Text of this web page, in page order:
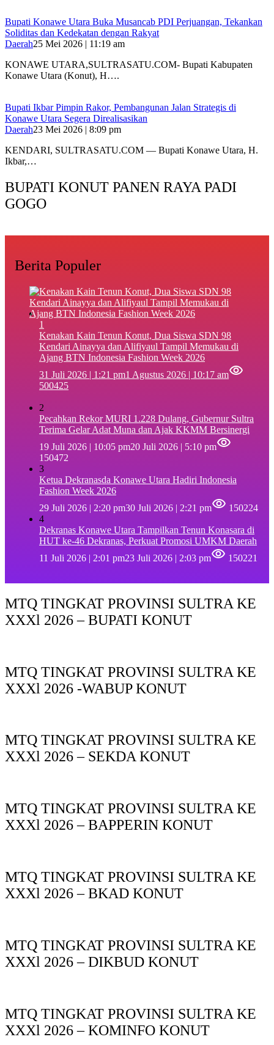
Bupati Konawe Utara Buka Musancab PDI Perjuangan, Tekankan
Soliditas dan Kedekatan dengan Rakyat
Daerah25 Mei 2026 | 11:19 am
KONAWE UTARA,SULTRASATU.COM- Bupati Kabupaten
Konawe Utara (Konut), H….
Bupati Ikbar Pimpin Rakor, Pembangunan Jalan Strategis di
Konawe Utara Segera Direalisasikan
Daerah23 Mei 2026 | 8:09 pm
KENDARI, SULTRASATU.COM — Bupati Konawe Utara, H.
Ikbar,…
BUPATI KONUT PANEN RAYA PADI
GOGO
Berita Populer
1
‎Kenakan Kain Tenun Konut, Dua Siswa SDN 98
Kendari Ainayya dan Alifiyaul Tampil Memukau di
Ajang BTN Indonesia Fashion Week 2026
31 Juli 2026 | 1:21 pm1 Agustus 2026 | 10:17 am
500425
2
Pecahkan Rekor MURI 1.228 Dulang, Gubernur Sultra
Terima Gelar Adat Muna dan Ajak KKMM Bersinergi
19 Juli 2026 | 10:05 pm20 Juli 2026 | 5:10 pm
150472
3
Ketua Dekranasda Konawe Utara Hadiri Indonesia
Fashion Week 2026
29 Juli 2026 | 2:20 pm30 Juli 2026 | 2:21 pm
150224
4
Dekranas Konawe Utara Tampilkan Tenun Konasara di
HUT ke-46 Dekranas, Perkuat Promosi UMKM Daerah
11 Juli 2026 | 2:01 pm23 Juli 2026 | 2:03 pm 150221
MTQ TINGKAT PROVINSI SULTRA KE
XXXl 2026 – BUPATI KONUT
MTQ TINGKAT PROVINSI SULTRA KE
XXXl 2026 -WABUP KONUT
MTQ TINGKAT PROVINSI SULTRA KE
XXXl 2026 – SEKDA KONUT
MTQ TINGKAT PROVINSI SULTRA KE
XXXl 2026 – BAPPERIN KONUT
MTQ TINGKAT PROVINSI SULTRA KE
XXXl 2026 – BKAD KONUT
MTQ TINGKAT PROVINSI SULTRA KE
XXXl 2026 – DIKBUD KONUT
MTQ TINGKAT PROVINSI SULTRA KE
XXXl 2026 – KOMINFO KONUT